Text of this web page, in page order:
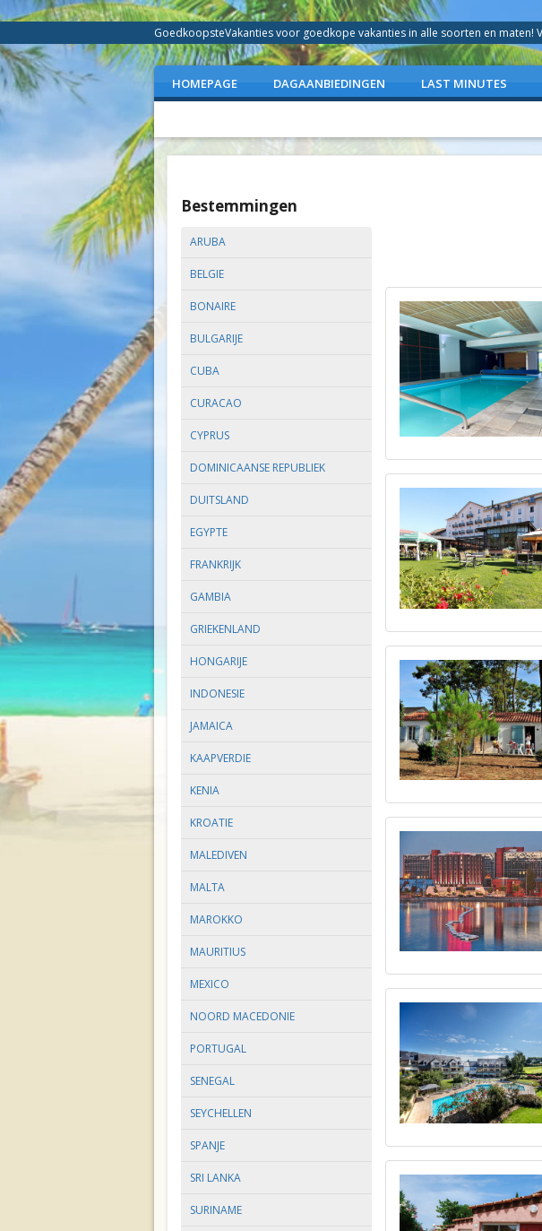
GoedkoopsteVakanties voor goedkope vakanties in alle soorten en maten!
HOMEPAGE DAGAANBIEDINGEN LAST MINUTES
Bestemmingen
ARUBA
BELGIE
BONAIRE
BULGARIJE
CUBA
CURACAO
CYPRUS
DOMINICAANSE REPUBLIEK
DUITSLAND
EGYPTE
FRANKRIJK
GAMBIA
GRIEKENLAND
HONGARIJE
INDONESIE
JAMAICA
KAAPVERDIE
KENIA
KROATIE
MALEDIVEN
MALTA
MAROKKO
MAURITIUS
MEXICO
NOORD MACEDONIE
PORTUGAL
SENEGAL
SEYCHELLEN
SPANJE
SRI LANKA
SURINAME